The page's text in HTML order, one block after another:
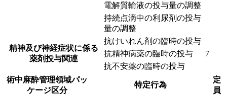
電解質輸液の投与量の調整
持続点滴中の利尿剤の投与
量の調整
精神及び神経症状に係る
薬剤投与関連
抗けいれん剤の臨時の投与
7
抗精神病薬の臨時の投与
抗不安薬の臨時の投与
術中麻酔管理領域パッ
ケージ区分
特定行為
定
員